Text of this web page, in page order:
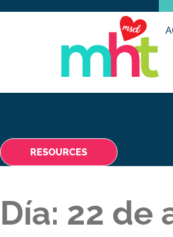
RESOURCES
Día: 22 de